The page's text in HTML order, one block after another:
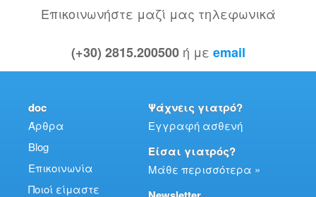
Επικοινωνήστε μαζί μας τηλεφωνικά
(+30) 2815.200500 ή με email
doc
Άρθρα
Blog
Επικοινωνία
Ποιοί είμαστε
Ψάχνεις γιατρό?
Εγγραφή ασθενή
Είσαι γιατρός?
Μάθε περισσότερα »